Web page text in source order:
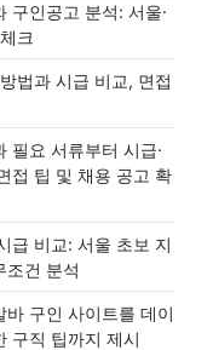
구인공고 분석: 서울·
크
법과 시급 비교, 면접
필요 서류부터 시급·
접 팁 및 채용 공고 확
급 비교: 서울 초보 지
조건 분석
구인 사이트를 데이
구직 팁까지 제시